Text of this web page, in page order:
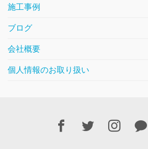
施工事例
ブログ
会社概要
個人情報のお取り扱い